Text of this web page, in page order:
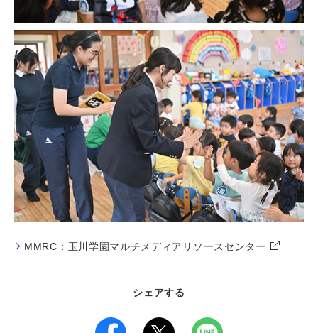
MMRC：玉川学園マルチメディアリソースセンター
シェアする